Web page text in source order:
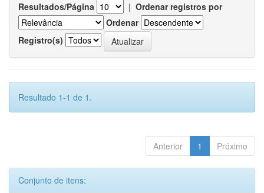
Resultados/Página | Ordenar registros por
Ordenar
Registro(s)
Resultado 1-1 de 1.
Anterior 1 Próximo
Conjunto de itens: